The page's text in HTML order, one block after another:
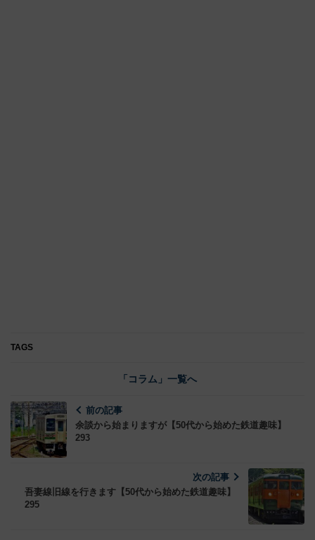
TAGS
「コラム」一覧へ
前の記事
余談から始まりますが【50代から始めた鉄道趣味】
293
次の記事
吾妻線旧線を行きます【50代から始めた鉄道趣味】
295